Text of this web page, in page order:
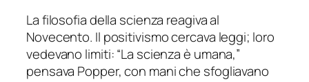
La filosofia della scienza reagiva al
Novecento. Il positivismo cercava leggi; loro
vedevano limiti: “La scienza è umana,”
pensava Popper, con mani che sfogliavano